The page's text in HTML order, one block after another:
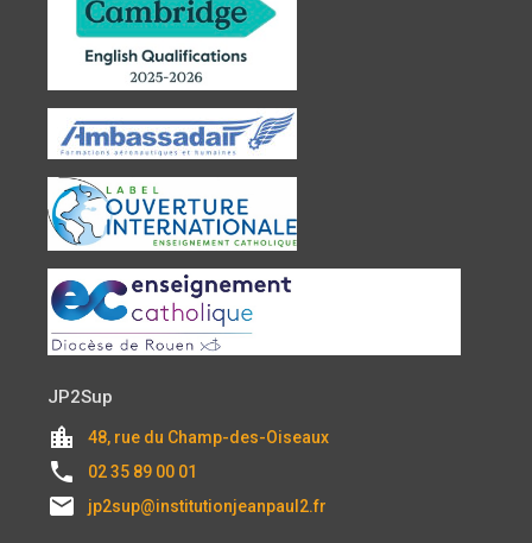
JP2Sup
location_city 48, rue du Champ-des-Oiseaux
local_phone 02 35 89 00 01
email jp2sup@institutionjeanpaul2.fr